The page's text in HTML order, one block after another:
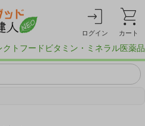
ログイン カート
クトフード ビタミン・ミネラル医薬品